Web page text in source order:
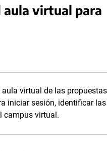
aula virtual para
virtual de las
iniciar sesión, identificar
campus virtual.